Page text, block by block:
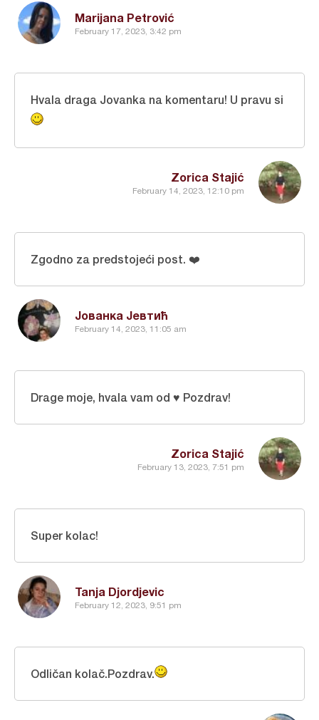
Marijana Petrović
February 17, 2023, 3:42 pm
Zorica Stajić
February 14, 2023, 12:10 pm
Hvala draga Jovanka na komentaru! U pravu si
Јованка Јевтић
February 14, 2023, 11:05 am
Zgodno za predstojeći post. ❤️
Zorica Stajić
February 13, 2023, 7:51 pm
Drage moje, hvala vam od ♥ Pozdrav!
Tanja Djordjevic
February 12, 2023, 9:51 pm
Super kolac!
Odličan kolač.Pozdrav.